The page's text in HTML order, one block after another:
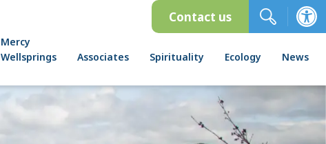
Mercy
Wellsprings
Associates Spirituality Ecology News
Contact us